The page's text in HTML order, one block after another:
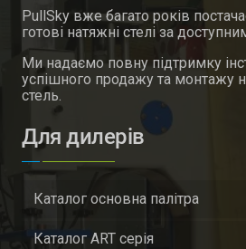
PullSky вже багато років
готові натяжні стелі за
Ми надаємо повну підтримку
успішного продажу та монтажу
стель.
Для дилерів
Каталог основна палітра
Каталог ART серія